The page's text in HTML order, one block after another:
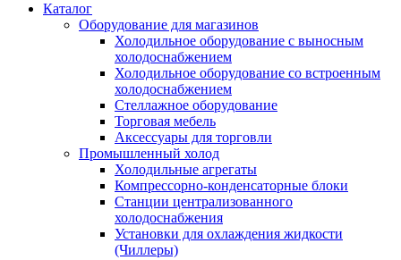
Каталог
Оборудование для магазинов
Холодильное оборудование с выносным
холодоснабжением
Холодильное оборудование со встроенным
холодоснабжением
Стеллажное оборудование
Торговая мебель
Аксессуары для торговли
Промышленный холод
Холодильные агрегаты
Компрессорно-конденсаторные блоки
Станции централизованного
холодоснабжения
Установки для охлаждения жидкости
(Чиллеры)